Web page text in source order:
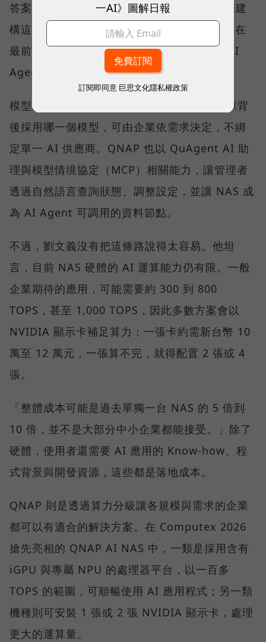
答案。QNAP 以 Qsirch 的語意搜尋能力協助建
構這類應用，協助企業建立私有知識庫；而走在
最前面的少數企業，則已經嘗試地端推論與 AI
Agent。
模型的選擇權，QNAP 刻意留給客戶。知識庫背
後採用哪一個模型，可由企業依需求決定，不綁
定單一 AI 供應商。QNAP 也以 QuAgent AI 助
理與模型情境協定（MCP）相關能力，讓管理者
透過自然語言查詢狀態、調整設定，並讓 NAS 成
為 AI Agent 可調用的資料節點。
不過，劉文義沒有把這條路說得太容易。他坦
言，目前 NAS 硬體的 AI 運算能力仍有限。一般
企業期待的應用，可能需要約 300 到 800
TOPS，甚至 1,000 TOPS，因此多數方案會以
NVIDIA 顯示卡補足算力；一張卡約需新台幣 10
萬至 12 萬元，一張算不完，就得配置 2 張或 4
張。
「整體成本可能是過去單獨一台 NAS 的 5 倍到
10 倍，並不是大部分中小企業都能接受。」除了
硬體，使用者還需要 AI 應用的 Know-how、程
式背景與開發資源，這些都是落地成本。
QNAP 則是透過算力分級讓各規模與需求的企業
都可以有適合的解決方案。在 Computex 2026
搶先亮相的 QNAP AI NAS 中，一類是採用含有
iGPU 與專屬 NPU 的處理器平台，以一百多
TOPS 的範圍，可順暢使用 AI 應用程式；另一類
機種則可安裝 1 張或 2 張 NVIDIA 顯示卡，處理
更大的運算量。
一AI》圖解日報
訂閱即同意 巨思文化隱私權政策